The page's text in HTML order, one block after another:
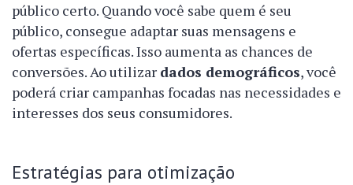
público certo. Quando você sabe quem é seu
público, consegue adaptar suas mensagens e
ofertas específicas. Isso aumenta as chances de
conversões. Ao utilizar dados demográficos, você
poderá criar campanhas focadas nas necessidades e
interesses dos seus consumidores.
Estratégias para otimização